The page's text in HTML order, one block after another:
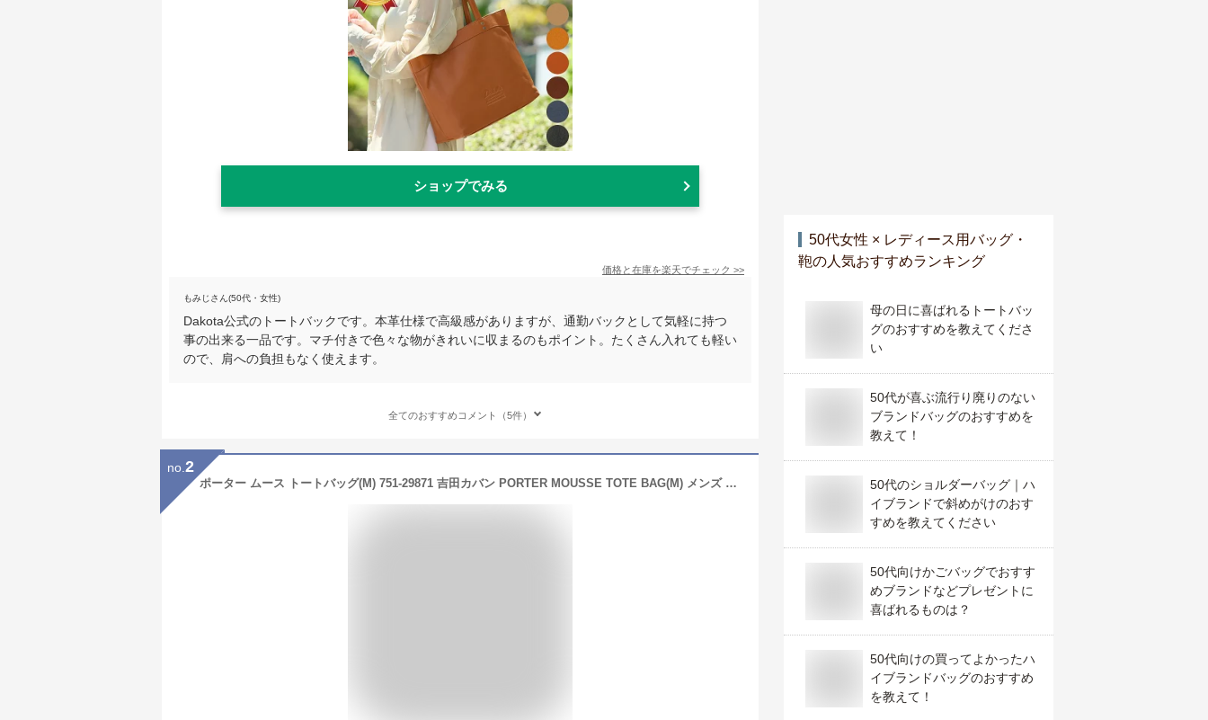
ショップでみる
価格と在庫を楽天でチェック >>
もみじさん(50代・女性)
Dakota公式のトートバックです。本革仕様で高級感がありますが、通勤バックとして気軽に持つ
事の出来る一品です。マチ付きで色々な物がきれいに収まるのもポイント。たくさん入れても軽い
ので、肩への負担もなく使えます。
全てのおすすめコメント（5件）
no. 2
ポーター ムース トートバッグ(M) 751-29871 吉田カバン PORTER MOUSSE TOTE BAG(M) メンズ レディース 大きめ A4 ファスナー付き カジュアル 通勤 軽量 オシャレ おしゃれ ナイロン ブランド ポケット付き 旅行 無地 日本製
50代女性 × レディース用バッグ・
鞄の人気おすすめランキング
母の日に喜ばれるトートバッ
グのおすすめを教えてくださ
い
50代が喜ぶ流行り廃りのない
ブランドバッグのおすすめを
教えて！
50代のショルダーバッグ｜ハ
イブランドで斜めがけのおす
すめを教えてください
50代向けかごバッグでおすす
めブランドなどプレゼントに
喜ばれるものは？
50代向けの買ってよかったハ
イブランドバッグのおすすめ
を教えて！